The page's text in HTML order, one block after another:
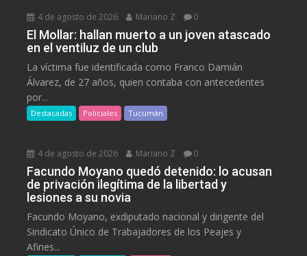
4 de agosto de 2026 Mariano Z 0
El Mollar: hallan muerto a un joven atascado
en el ventiluz de un club
La víctima fue identificada como Franco Damián
Álvarez, de 27 años, quien contaba con antecedentes
por...
Destacadas Policiales Tucumán
4 de agosto de 2026 Mariano Z 0
Facundo Moyano quedó detenido: lo acusan
de privación ilegítima de la libertad y
lesiones a su novia
Facundo Moyano, exdiputado nacional y dirigente del
Sindicato Único de Trabajadores de los Peajes y
Afines...